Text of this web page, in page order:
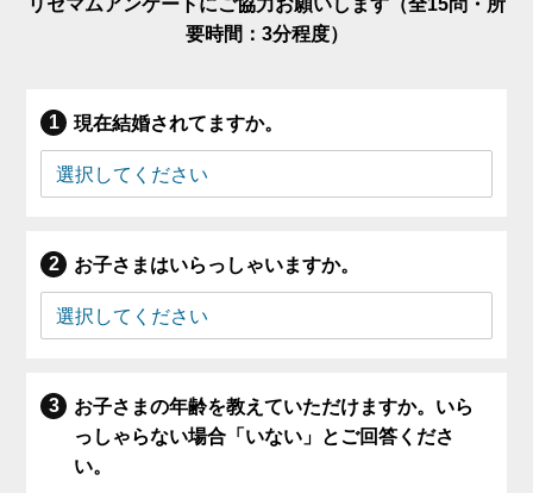
リセマムアンケートにご協力お願いします（全15問・所
要時間：3分程度）
現在結婚されてますか。
お子さまはいらっしゃいますか。
お子さまの年齢を教えていただけますか。いら
っしゃらない場合「いない」とご回答くださ
い。